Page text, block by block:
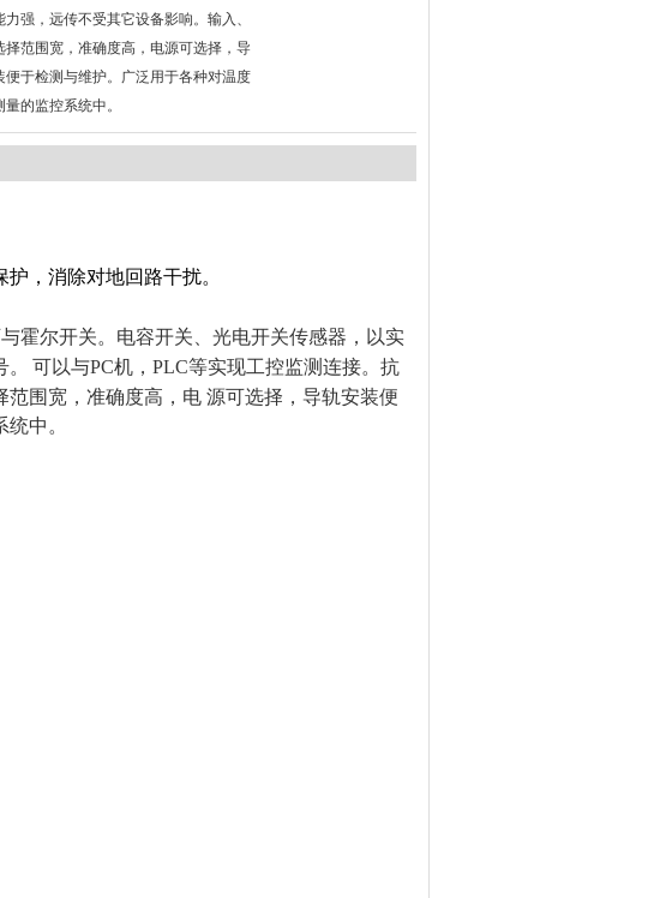
力强，远传不受其它设备影响。输入、
择范围宽，准确度高，电源可选择，导
便于检测与维护。广泛用于各种对温度
量的监控系统中。
，消除对地回路干扰。
霍尔开关。电容开关、光电开关传感器，以实
可以与PC机，PLC等实现工控监测连接。 抗
围宽，准确度高，电 源可选择，导轨安装便
统中 。